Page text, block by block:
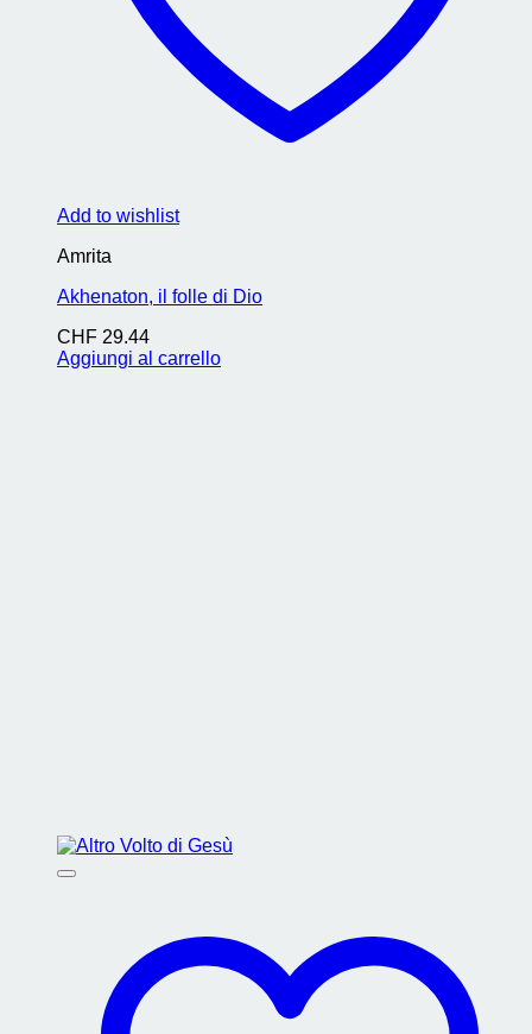
Add to wishlist
Amrita
Akhenaton, il folle di Dio
CHF 29.44
Aggiungi al carrello